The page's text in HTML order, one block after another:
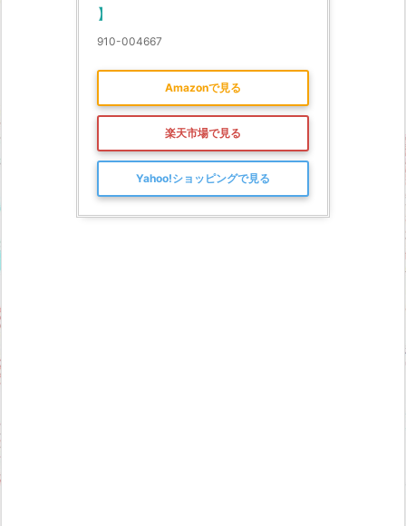
】
910-004667
Amazonで見る
楽天市場で見る
Yahoo!ショッピングで見る